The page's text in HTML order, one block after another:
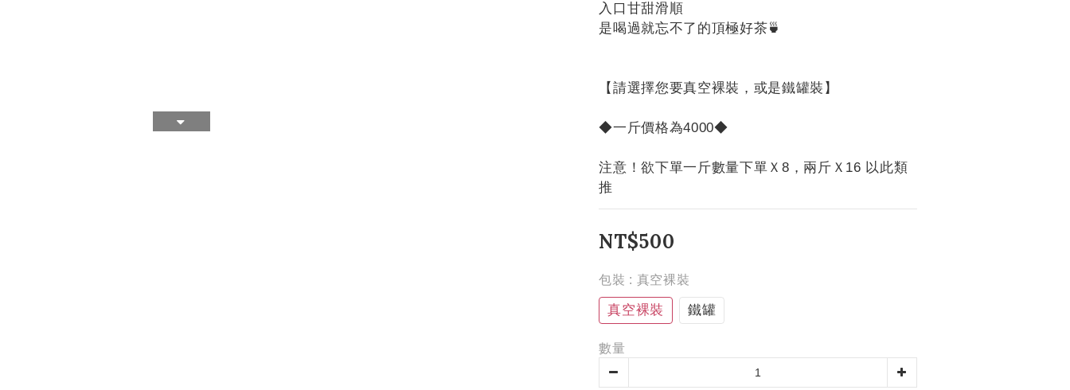
入口甘甜滑順
是喝過就忘不了的頂極好茶🍵
【請選擇您要真空裸裝，或是鐵罐裝】
◆一斤價格為4000◆
注意！欲下單一斤數量下單Ｘ8，兩斤Ｘ16 以此類
推
NT$500
包裝 : 真空裸裝
真空裸裝 鐵罐
數量